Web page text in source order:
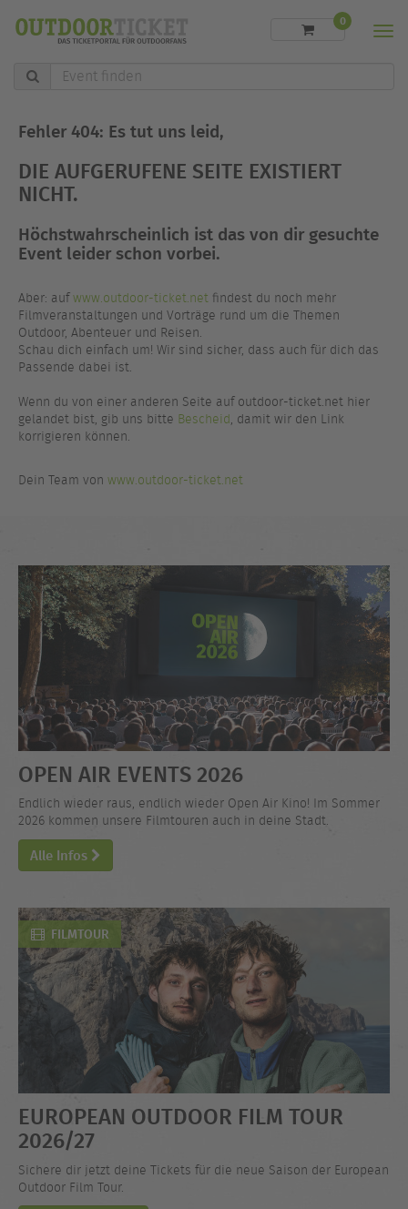
Event
finden
0
Fehler 404: Es tut uns leid,
DIE AUFGERUFENE SEITE EXISTIERT
NICHT.
Höchstwahrscheinlich ist das von dir gesuchte
Event leider schon vorbei.
Aber: aufwww.outdoor-ticket.net findest du noch mehr
Filmveranstaltungen und Vorträge rund um die Themen
Outdoor, Abenteuer und Reisen.
Schau dich einfach um! Wir sind sicher, dass auch für dich das
Passende dabei ist.
Wenn du von einer anderen Seite auf outdoor-ticket.net hier
gelandet bist, gib uns bitte Bescheid, damit wir den Link
korrigieren können.
Dein Team von www.outdoor-ticket.net
OPEN AIR EVENTS 2026
Endlich wieder raus, endlich wieder Open Air Kino! Im Sommer
2026 kommen unsere Filmtouren auch in deine Stadt.
Alle Infos
FILMTOUR
EUROPEAN OUTDOOR FILM TOUR
2026/27
Sichere dir jetzt deine Tickets für die neue Saison der European
Outdoor Film Tour.